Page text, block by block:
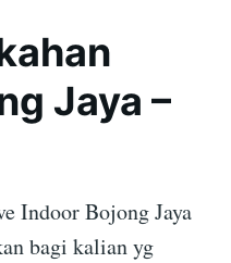
Jaya –
Indoor Bojong Jaya
bagi kalian yg